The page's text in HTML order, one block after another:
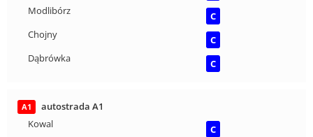
Modlibórz
C
Chojny
C
Dąbrówka
C
A1
autostrada A1
Kowal
C